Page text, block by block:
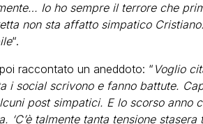
Io ho sempre il terrore che
non sta affatto simpatico
“.
raccontato un aneddoto: “ Voglio
i social scrivono e fanno battute.
post simpatici. E lo scorso anno
‘C’è talmente tanta tensione